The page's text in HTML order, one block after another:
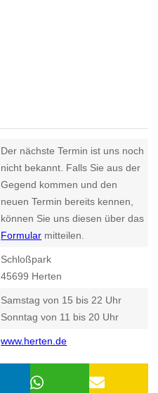
Der nächste Termin ist uns noch
nicht bekannt. Falls Sie aus der
Gegend kommen und den
neuen Termin bereits kennen,
können Sie uns diesen über das
Formular mitteilen.
Schloßpark
45699 Herten
Samstag von 15 bis 22 Uhr
Sonntag von 11 bis 20 Uhr
www.herten.de